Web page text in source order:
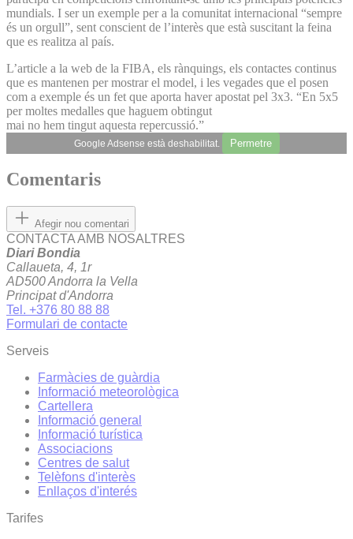
mundials. I ser un exemple per a la comunitat internacional “sempre
és un orgull”, sent conscient de l’interès que està suscitant la feina
que es realitza al país.
L’article a la web de la FIBA, els rànquings, els contactes continus
que es mantenen per mostrar el model, i les vegades que el posen
com a exemple és un fet que aporta haver apostat pel 3x3. “En 5x5
per moltes medalles que haguem obtingut
mai no hem tingut aquesta repercussió.”
Google Adsense està deshabilitat. Permetre
Comentaris
Afegir nou comentari
CONTACTA AMB NOSALTRES
Diari Bondia
Callaueta, 4, 1r
AD500 Andorra la Vella
Principat d'Andorra
Tel. +376 80 88 88
Formulari de contacte
Serveis
Farmàcies de guàrdia
Informació meteorològica
Cartellera
Informació general
Informació turística
Associacions
Centres de salut
Telèfons d'interès
Enllaços d'interés
Tarifes